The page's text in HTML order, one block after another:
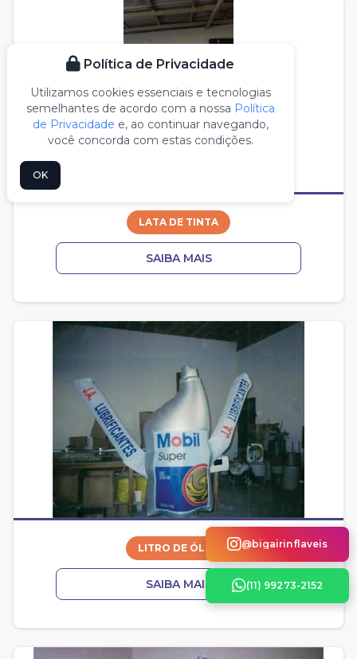
LATA DE TINTA
SAIBA MAIS
LITRO DE ÓLEO
SAIBA MAIS
@bigairinflaveis
(11) 99273-2152
Política de Privacidade
Utilizamos cookies essenciais e tecnologias
semelhantes de acordo com a nossa Política
de Privacidade e, ao continuar navegando,
você concorda com estas condições.
OK